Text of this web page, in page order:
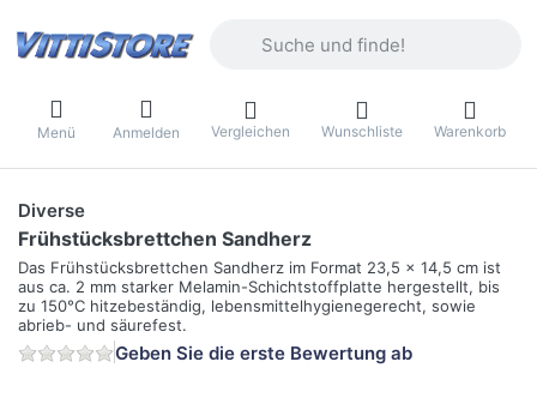
Menü Anmelden Vergleichen Wunschliste Warenkorb
Diverse
Frühstücksbrettchen Sandherz
Das Frühstücksbrettchen Sandherz im Format 23,5 x 14,5 cm ist
aus ca. 2 mm starker Melamin-Schichtstoffplatte hergestellt, bis
zu 150°C hitzebeständig, lebensmittelhygienegerecht, sowie
abrieb- und säurefest.
Geben Sie die erste Bewertung ab